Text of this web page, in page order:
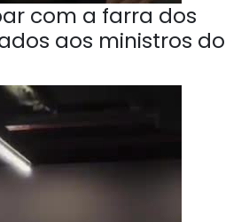
com a farra dos
aos ministros do